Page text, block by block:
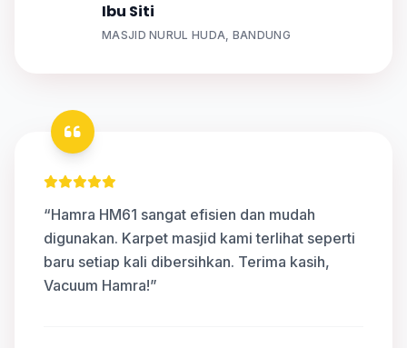
Ibu Siti
MASJID NURUL HUDA, BANDUNG
“Hamra HM61 sangat efisien dan mudah
digunakan. Karpet masjid kami terlihat seperti
baru setiap kali dibersihkan. Terima kasih,
Vacuum Hamra!”